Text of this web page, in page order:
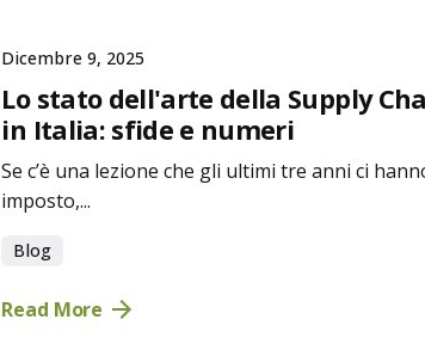
Dicembre 9, 2025
Lo stato dell'arte della Supply
in Italia: sfide e numeri
Se c’è una lezione che gli ultimi tre anni ci
imposto,...
Blog
Read More